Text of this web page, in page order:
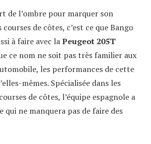
de l’ombre pour marquer son
de côtes, c’est ce que Bango
à faire avec laPeugeot 205T
ce nom ne soit pas très familier aux
les performances de cette
mêmes. Spécialisée dans les
de côtes, l’équipe espagnole a
qui ne manquera pas de faire des